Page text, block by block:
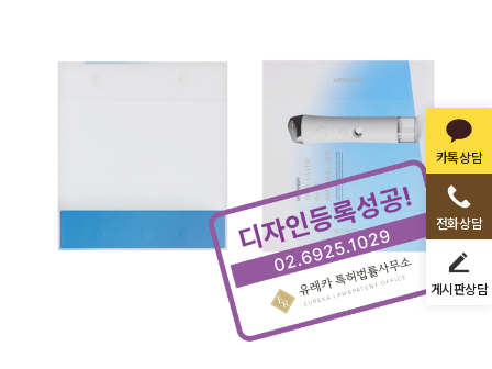
카톡상담
전화상담
게시판상담